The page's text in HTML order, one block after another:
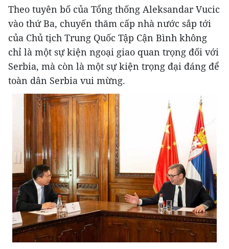
Theo tuyên bố của Tổng thống Aleksandar Vucic
vào thứ Ba, chuyến thăm cấp nhà nước sắp tới
của Chủ tịch Trung Quốc Tập Cận Bình không
chỉ là một sự kiện ngoại giao quan trọng đối với
Serbia, mà còn là một sự kiện trọng đại đáng để
toàn dân Serbia vui mừng.